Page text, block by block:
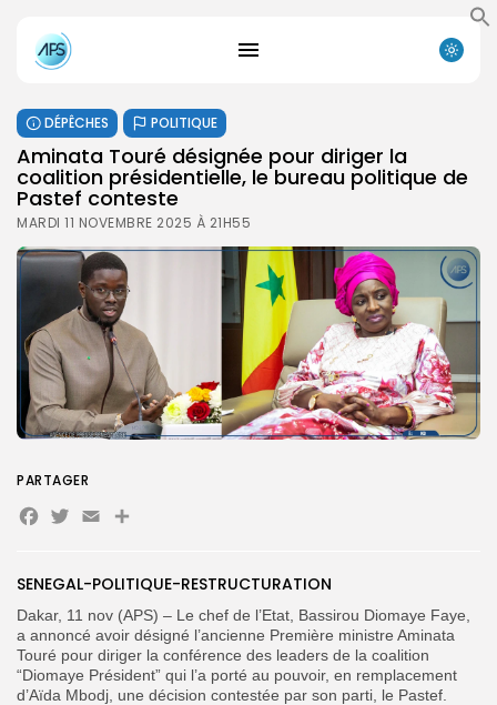
Search
for:
FR
DÉPÊCHES POLITIQUE
Aminata Touré désignée pour diriger la
coalition présidentielle, le bureau politique de
Pastef conteste
MARDI 11 NOVEMBRE 2025 À 21H55
SENEGAL-POLITIQUE-RESTRUCTURATION
Dakar, 11 nov (APS) – Le chef de l’Etat, Bassirou Diomaye Faye,
a annoncé avoir désigné l’ancienne Première ministre Aminata
Touré pour diriger la conférence des leaders de la coalition
“Diomaye Président” qui l’a porté au pouvoir, en remplacement
d’Aïda Mbodj, une décision contestée par son parti, le Pastef.
PARTAGER
Facebook
Twitter
EmailPartager